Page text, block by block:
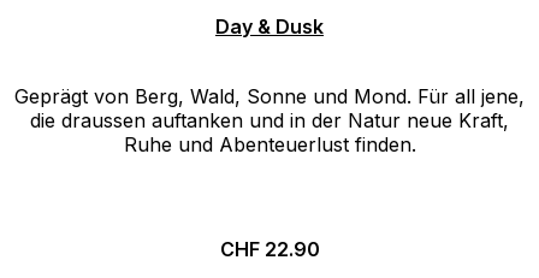
Day & Dusk
Geprägt von Berg, Wald, Sonne und Mond. Für all jene,
die draussen auftanken und in der Natur neue Kraft,
Ruhe und Abenteuerlust finden.
CHF22.90